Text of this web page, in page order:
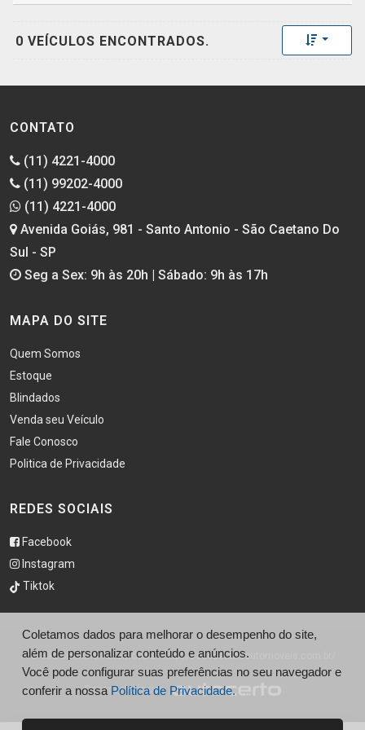
0 VEÍCULOS ENCONTRADOS. Toggle
CONTATO
(11) 4221-4000
(11) 99202-4000
(11) 4221-4000
Avenida Goiás, 981 - Santo Antonio - São Caetano Do
Sul - SP
Seg a Sex: 9h às 20h | Sábado: 9h às 17h
MAPA DO SITE
Quem Somos
Estoque
Blindados
Venda seu Veículo
Fale Conosco
Politica de Privacidade
REDES SOCIAIS
Facebook
Instagram
Tiktok
© São Caetano Automóveis - http://saocaetanoautomoveis.com.br/
Desenvolvido por
Coletamos dados para melhorar o desempenho do site,
além de personalizar conteúdo e anúncios.
Você pode configurar suas preferências no seu navegador e
conferir a nossa Política de Privacidade.